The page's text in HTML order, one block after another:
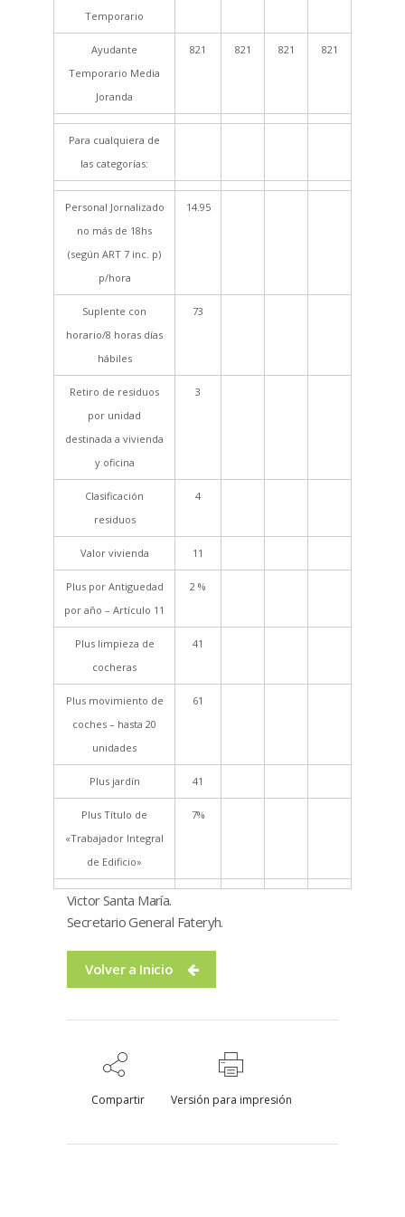
Temporario
Ayudante
Temporario Media
Joranda
821 821 821 821
Para cualquiera de
las categorías:
Personal Jornalizado
no más de 18hs
(según ART 7 inc. p)
p/hora
14.95
Suplente con
horario/8 horas días
hábiles
73
Retiro de residuos
por unidad
destinada a vivienda
y oficina
3
Clasificación
residuos
4
Valor vivienda 11
Plus por Antiguedad
por año – Artículo 11
2 %
Plus limpieza de
cocheras
41
Plus movimiento de
coches – hasta 20
unidades
61
Plus jardín 41
Plus Título de
«Trabajador Integral
de Edificio»
7%
Victor Santa María.
Secretario General Fateryh.
Volver a Inicio
Compartir Versión para impresión